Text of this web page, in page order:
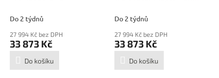
Do 2 týdnů
27 994 Kč bez DPH
33 873 Kč
Do košíku
Only Outside TMT1309S-
Do 2 týdnů
27 994 Kč bez DPH
33 873 Kč
Do košíku